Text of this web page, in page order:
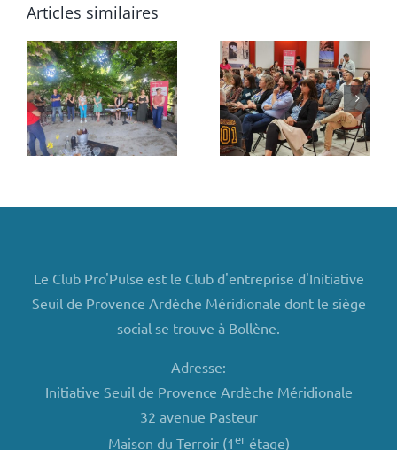
Articles similaires
Grande
soirée
annuelle
2024
Afterwork
dans le
Bistrot de
Pays “La
Le Club Pro'Pulse est le Club d'entreprise d'Initiative
Seuil de Provence Ardèche Méridionale dont le siège
social se trouve à Bollène.
Adresse:
Initiative Seuil de Provence Ardèche Méridionale
32 avenue Pasteur
Maison du Terroir (1erétage)